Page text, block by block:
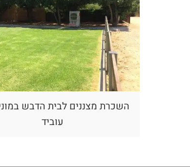
השכרת מצננים לבית הדבש
עוביד